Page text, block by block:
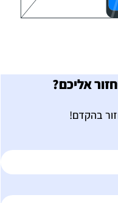
אליכם?
בהקדם!